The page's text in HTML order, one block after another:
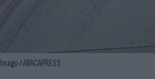
Imago / ABACAPRESS